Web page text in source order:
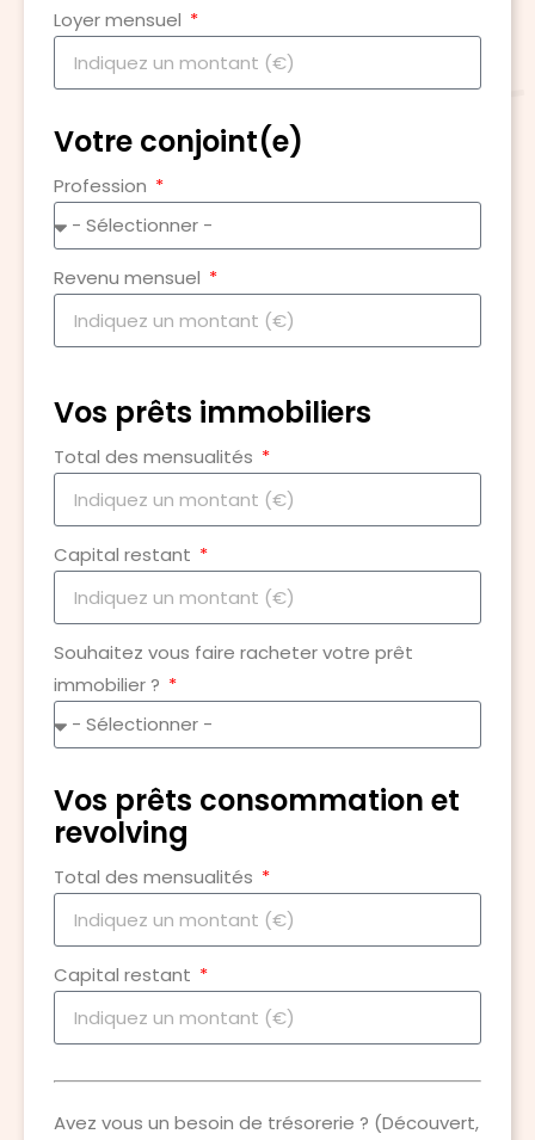
Loyer mensuel
Votre conjoint(e)
Profession
Revenu mensuel
Vos prêts immobiliers
Total des mensualités
Capital restant
Souhaitez vous faire racheter votre prêt
immobilier ?
Vos prêts consommation et
revolving
Total des mensualités
Capital restant
Avez vous un besoin de trésorerie ? (Découvert,